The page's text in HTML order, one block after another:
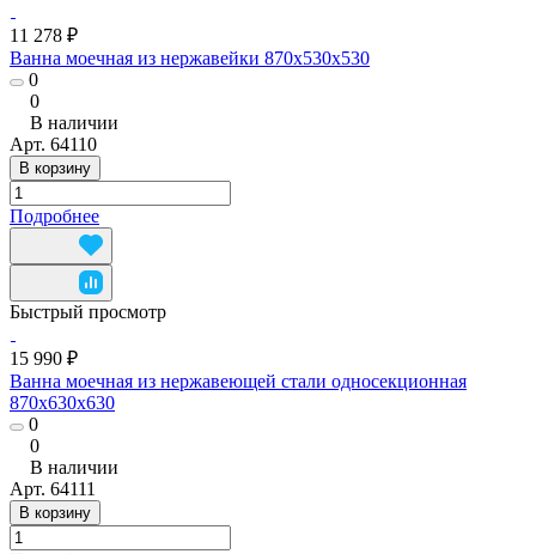
11 278 ₽
Ванна моечная из нержавейки 870x530x530
0
0
В наличии
Арт. 64110
В корзину
Подробнее
Быстрый просмотр
15 990 ₽
Ванна моечная из нержавеющей стали односекционная
870x630х630
0
0
В наличии
Арт. 64111
В корзину